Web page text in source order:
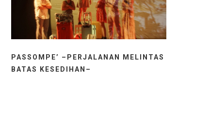
PASSOMPE’ –PERJALANAN MELINTAS
BATAS KESEDIHAN–